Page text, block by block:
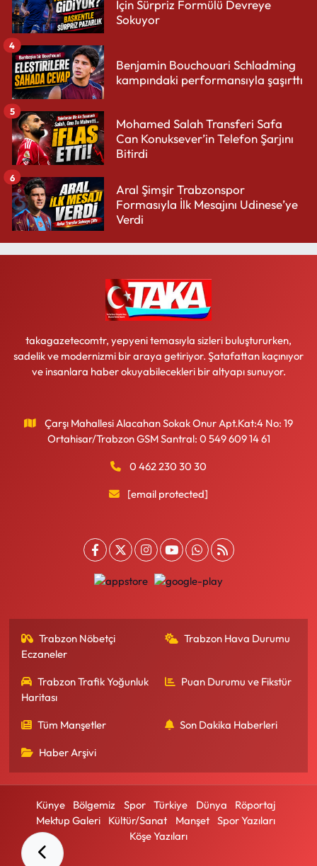
İçin Sürpriz Formülü Devreye
Sokuyor
Benjamin Bouchouari Schladming
kampındaki performansıyla şaşırttı
4
Mohamed Salah Transferi Safa
Can Konuksever’in Telefon Şarjını
Bitirdi
5
Aral Şimşir Trabzonspor
Formasıyla İlk Mesajını Udinese’ye
Verdi
6
takagazetecomtr, yepyeni temasıyla sizleri buluştururken,
sadelik ve modernizmi bir araya getiriyor. Şatafattan kaçınıyor
ve insanlara haber okuyabilecekleri bir altyapı sunuyor.
Çarşı Mahallesi Alacahan Sokak Onur Apt.Kat:4 No: 19
Ortahisar/Trabzon GSM Santral: 0 549 609 14 61
0 462 230 30 30
[email protected]
Trabzon Nöbetçi
Eczaneler
Trabzon Hava Durumu
Trabzon Trafik Yoğunluk
Haritası
Puan Durumu ve Fikstür
Tüm Manşetler Son Dakika Haberleri
Haber Arşivi
Künye Bölgemiz Spor Türkiye Dünya
Röportaj
Mektup Galeri
Kültür/Sanat Manşet
Spor Yazıları
Köşe Yazıları